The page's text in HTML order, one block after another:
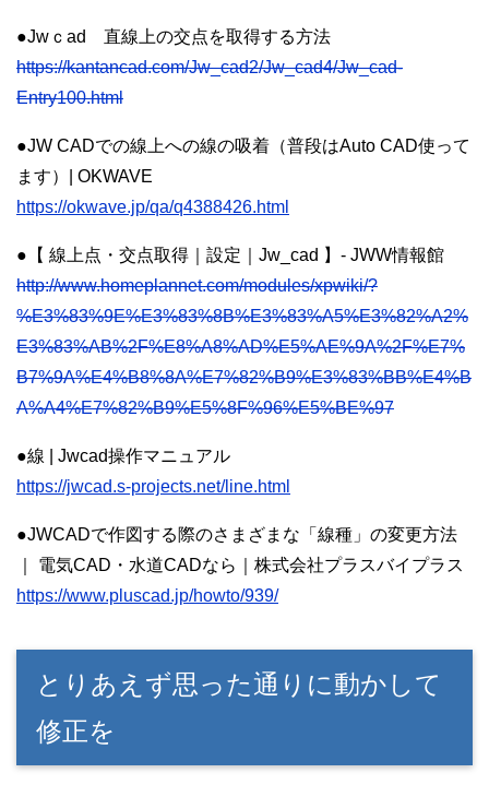
●Jwｃad 直線上の交点を取得する方法
https://kantancad.com/Jw_cad2/Jw_cad4/Jw_cad-
Entry100.html
●JW CADでの線上への線の吸着（普段はAuto CAD使って
ます）| OKWAVE
https://okwave.jp/qa/q4388426.html
●【 線上点・交点取得｜設定｜Jw_cad 】- JWW情報館
http://www.homeplannet.com/modules/xpwiki/?
%E3%83%9E%E3%83%8B%E3%83%A5%E3%82%A2%
E3%83%AB%2F%E8%A8%AD%E5%AE%9A%2F%E7%
B7%9A%E4%B8%8A%E7%82%B9%E3%83%BB%E4%B
A%A4%E7%82%B9%E5%8F%96%E5%BE%97
●線 | Jwcad操作マニュアル
https://jwcad.s-projects.net/line.html
●JWCADで作図する際のさまざまな「線種」の変更方法
｜ 電気CAD・水道CADなら｜株式会社プラスバイプラス
https://www.pluscad.jp/howto/939/
とりあえず思った通りに動かして
修正を